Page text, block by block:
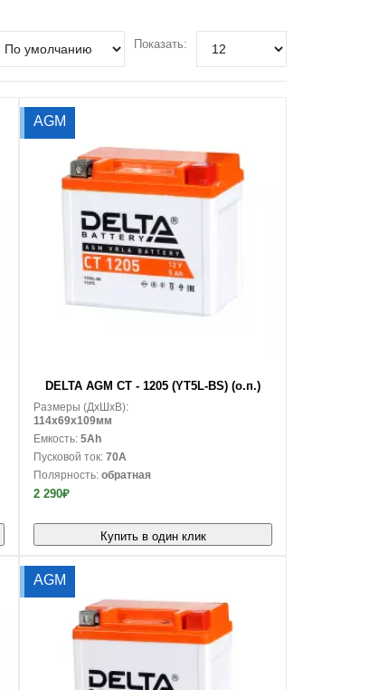
Показать:
AGM
DELTA AGM CT - 1205 (YT5L-BS) (о.п.)
Размеры (ДxШxВ):
114x69x109мм
Емкость:5Ah
Пусковой ток:70A
Полярность:обратная
2 290₽
Купить в один клик
AGM